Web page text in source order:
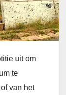
uit om
te
van het